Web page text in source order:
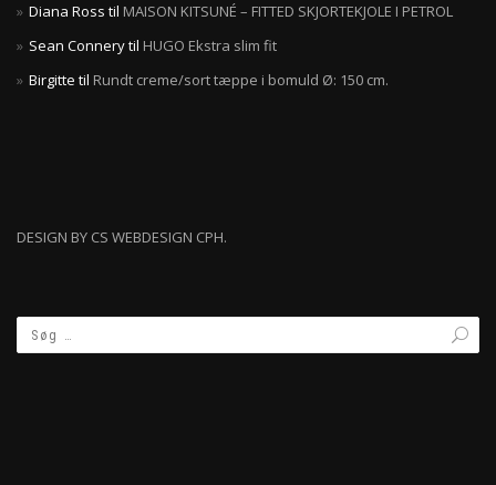
Diana Ross til MAISON KITSUNÉ – FITTED SKJORTEKJOLE I PETROL
Sean Connerytil HUGO Ekstra slim fit
Birgitte til Rundt creme/sort tæppe i bomuld Ø: 150 cm.
DESIGN BY CS WEBDESIGN CPH.